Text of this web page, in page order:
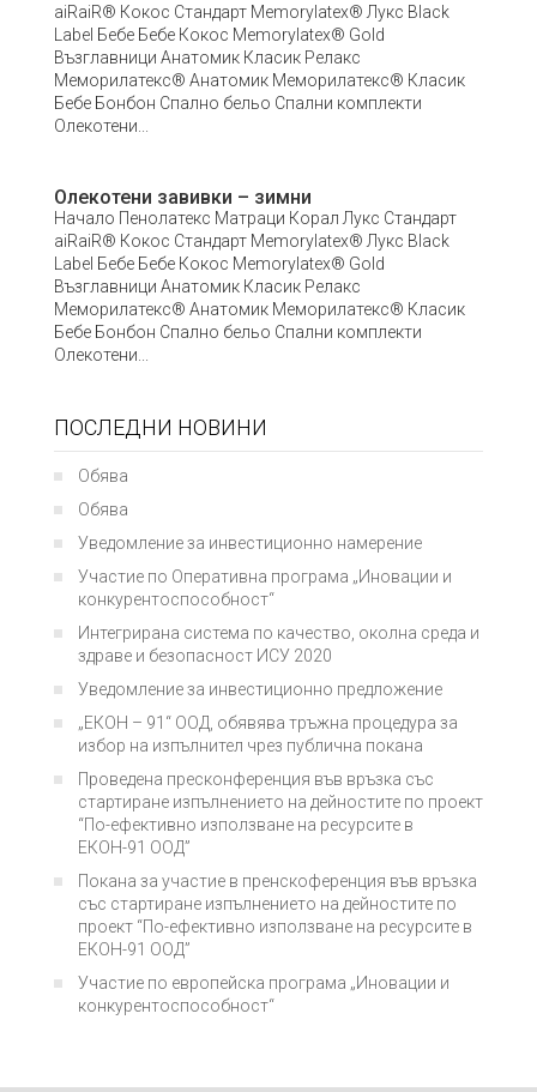
aiRaiR® Кокос Стандарт Memorylatex® Лукс Black
Label Бебе Бебе Кокос Memorylatex® Gold
Възглавници Анатомик Класик Релакс
Меморилатекс® Анатомик Меморилатекс® Класик
Бебе Бонбон Спално бельо Спални комплекти
Олекотени...
Олекотени завивки – зимни
Начало Пенолатекс Матраци Корал Лукс Стандарт
aiRaiR® Кокос Стандарт Memorylatex® Лукс Black
Label Бебе Бебе Кокос Memorylatex® Gold
Възглавници Анатомик Класик Релакс
Меморилатекс® Анатомик Меморилатекс® Класик
Бебе Бонбон Спално бельо Спални комплекти
Олекотени...
ПОСЛЕДНИ НОВИНИ
Обява
Обява
Уведомление за инвестиционно намерение
Участие по Оперативна програма „Иновации и
конкурентоспособност“
Интегрирана система по качество, околна среда и
здраве и безопасност ИСУ 2020
Уведомление за инвестиционно предложение
„ЕКОН – 91“ ООД, обявява тръжна процедура за
избор на изпълнител чрез публична покана
Проведена пресконференция във връзка със
стартиране изпълнението на дейностите по проект
“По-ефективно използване на ресурсите в
ЕКОН-91 ООД”
Покана за участие в пренскоференция във връзка
със стартиране изпълнението на дейностите по
проект “По-ефективно използване на ресурсите в
ЕКОН-91 ООД”
Участие по европейска програма „Иновации и
конкурентоспособност“